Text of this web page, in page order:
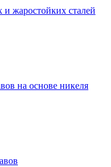
жаростойких сталей
на основе никеля